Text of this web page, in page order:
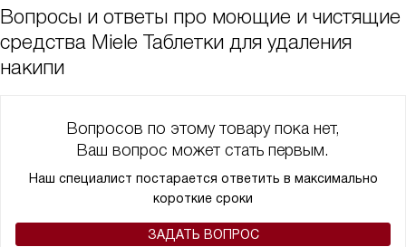
Вопросы и ответы про моющие и чистящие
средства Miele Таблетки для удаления
накипи
Вопросов по этому товару пока нет,
Ваш вопрос может стать первым.
Наш специалист постарается ответить в максимально
короткие сроки
ЗАДАТЬ ВОПРОС